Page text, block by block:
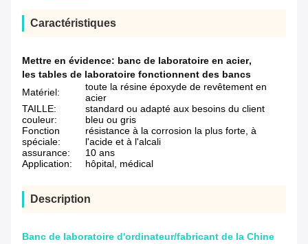
Caractéristiques
Mettre en évidence: banc de laboratoire en acier,
les tables de laboratoire fonctionnent des bancs
Matériel:
toute la résine époxyde de revêtement en
acier
TAILLE:
standard ou adapté aux besoins du client
couleur:
bleu ou gris
Fonction
spéciale:
résistance à la corrosion la plus forte, à
l'acide et à l'alcali
assurance:
10 ans
Application:
hôpital, médical
Description
Banc de laboratoire d'ordinateur/fabricant de la Chine